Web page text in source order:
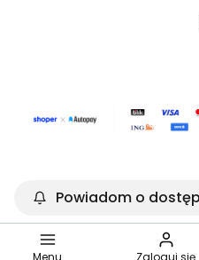
Powiadom o
Menu Zaloguj się